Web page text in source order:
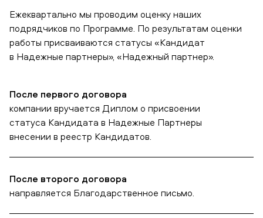
Ежеквартально мы проводим оценку наших
подрядчиков по Программе. По результатам оценки
работы присваиваются статусы «Кандидат
в Надежные партнеры», «Надежный партнер».
После первого договора
компании вручается Диплом о присвоении
статуса Кандидата в Надежные Партнеры
внесении в реестр Кандидатов.
После второго договора
направляется Благодарственное письмо.